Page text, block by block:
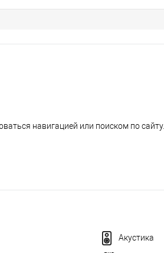
навигацией или поиском по сайту.
Акустика